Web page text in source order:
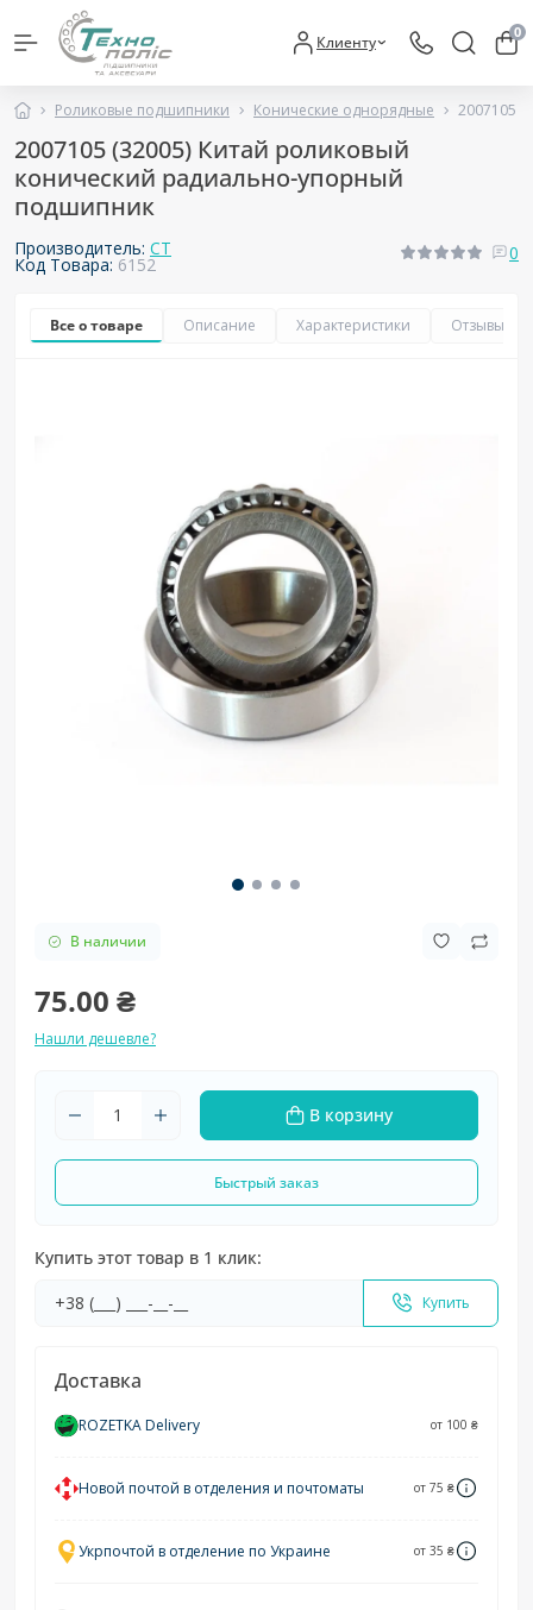
Клиенту 0
Роликовые подшипники Конические однорядные 2007105
2007105 (32005) Китай роликовый
конический радиально-упорный
подшипник
Производитель: CT
Код Товара: 6152
0
Все о товаре Описание Характеристики Отзывы
В наличии
75.00 ₴
Нашли дешевле?
В корзину
Быстрый заказ
Купить этот товар в 1 клик:
Купить
Доставка
ROZETKA Delivery от 100 ₴
Новой почтой в отделения и почтоматы от 75 ₴
Укрпочтой в отделение по Украине от 35 ₴